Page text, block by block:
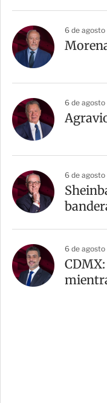
6 de
6 de
6 de
6 de